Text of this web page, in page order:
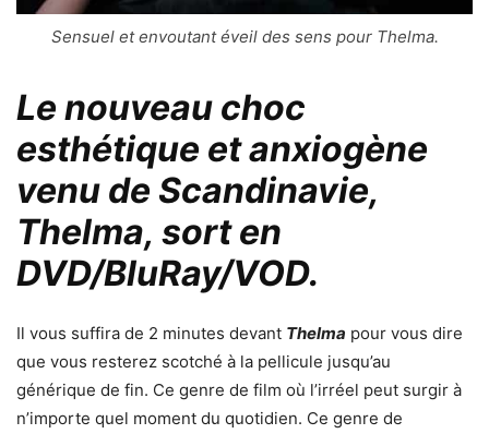
Sensuel et envoutant éveil des sens pour Thelma.
Le nouveau choc
esthétique et anxiogène
venu de Scandinavie,
Thelma, sort en
DVD/BluRay/VOD.
Il vous suffira de 2 minutes devant Thelma pour vous dire
que vous resterez scotché à la pellicule jusqu’au
générique de fin. Ce genre de film où l’irréel peut surgir à
n’importe quel moment du quotidien. Ce genre de